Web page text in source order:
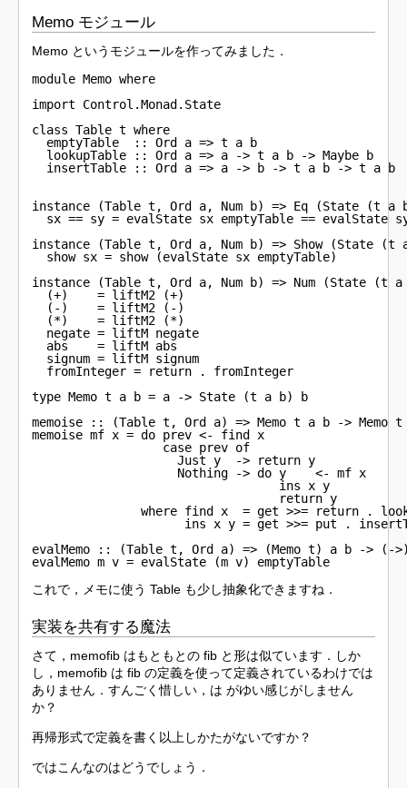
Memo モジュール
Memo というモジュールを作ってみました．
module Memo where
import Control.Monad.State
class Table t where
  emptyTable  :: Ord a => t a b
  lookupTable :: Ord a => a -> t a b -> Maybe b
  insertTable :: Ord a => a -> b -> t a b -> t a b
instance (Table t, Ord a, Num b) => Eq (State (t a
sx == sy = evalState sx emptyTable == evalState
instance (Table t, Ord a, Num b) => Show (State (t
  show sx = show (evalState sx emptyTable)
instance (Table t, Ord a, Num b) => Num (State (t
  (+)    = liftM2 (+)
  (-)    = liftM2 (-)
  (*)    = liftM2 (*)
  negate = liftM negate
  abs    = liftM abs
  signum = liftM signum
  fromInteger = return . fromInteger
type Memo t a b = a -> State (t a b) b
memoise :: (Table t, Ord a) => Memo t a b -> Memo
memoise mf x = do prev <- find x
                  case prev of
                    Just y  -> return y
                    Nothing -> do y    <- mf x
                                  ins x y
                                  return y
where find x  = get >>= return .
ins x y = get >>= put .
evalMemo :: (Table t, Ord a) => (Memo t) a b -> (-
evalMemo m v = evalState (m v) emptyTable
これで，メモに使う Table も少し抽象化できますね．
実装を共有する魔法
さて，memofib はもともとの fib と形は似ています．しか
し，memofib は fib の定義を使って定義されているわけでは
ありません．すんごく惜しい，は がゆい感じがしません
か？
再帰形式で定義を書く以上しかたがないですか？
ではこんなのはどうでしょう．